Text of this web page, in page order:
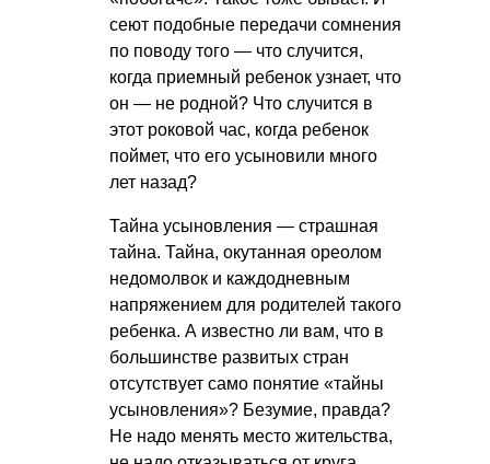
сеют подобные передачи сомнения
по поводу того — что случится,
когда приемный ребенок узнает, что
он — не родной? Что случится в
этот роковой час, когда ребенок
поймет, что его усыновили много
лет назад?
Тайна усыновления — страшная
тайна. Тайна, окутанная ореолом
недомолвок и каждодневным
напряжением для родителей такого
ребенка. А известно ли вам, что в
большинстве развитых стран
отсутствует само понятие «тайны
усыновления»? Безумие, правда?
Не надо менять место жительства,